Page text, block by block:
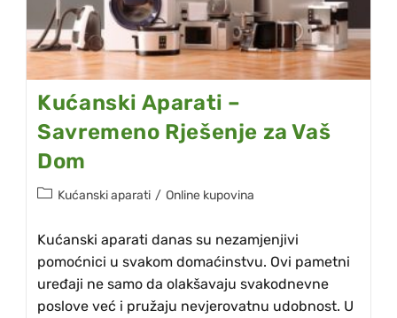
Kućanski Aparati –
Savremeno Rješenje za Vaš
Dom
Kućanski aparati / Online kupovina
Kućanski aparati danas su nezamjenjivi
pomoćnici u svakom domaćinstvu. Ovi pametni
uređaji ne samo da olakšavaju svakodnevne
poslove već i pružaju nevjerovatnu udobnost. U